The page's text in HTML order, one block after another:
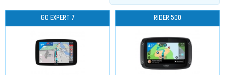
GO EXPERT 7 RIDER 500